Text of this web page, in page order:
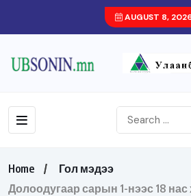
AUGUST 8,
Home
Гол мэдээ
Долоодугаар сарын 1-нээс 18 нас